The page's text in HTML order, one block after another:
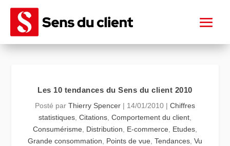
Les 10 tendances du Sens du client 2010
Posté par Thierry Spencer | 14/01/2010 | Chiffres
statistiques Citations Comportement du client
Consumérisme
Distribution E-commerce Etudes
Grande consommation
Points de vue Tendances Vu